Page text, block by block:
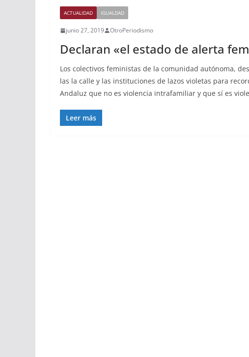
ACTUALIDAD IGUALDAD
junio 27, 2019 OtroPeriodismo
Declaran «el estado de alerta
Los colectivos feministas de la comunidad autónoma,
las la calle y las instituciones de lazos violetas para
Andaluz que no es violencia intrafamiliar y que sí es
Leer más